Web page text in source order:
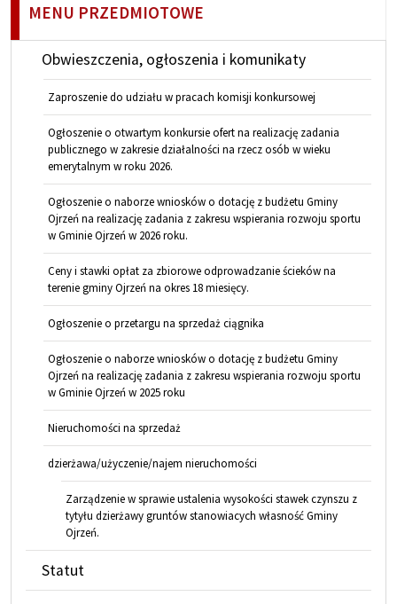
MENU PRZEDMIOTOWE
Obwieszczenia, ogłoszenia i komunikaty
Zaproszenie do udziału w pracach komisji konkursowej
Ogłoszenie o otwartym konkursie ofert na realizację zadania
publicznego w zakresie działalności na rzecz osób w wieku
emerytalnym w roku 2026.
Ogłoszenie o naborze wniosków o dotację z budżetu Gminy
Ojrzeń na realizację zadania z zakresu wspierania rozwoju sportu
w Gminie Ojrzeń w 2026 roku.
Ceny i stawki opłat za zbiorowe odprowadzanie ścieków na
terenie gminy Ojrzeń na okres 18 miesięcy.
Ogłoszenie o przetargu na sprzedaż ciągnika
Ogłoszenie o naborze wniosków o dotację z budżetu Gminy
Ojrzeń na realizację zadania z zakresu wspierania rozwoju sportu
w Gminie Ojrzeń w 2025 roku
Nieruchomości na sprzedaż
dzierżawa/użyczenie/najem nieruchomości
Zarządzenie w sprawie ustalenia wysokości stawek czynszu z
tytyłu dzierżawy gruntów stanowiacych własność Gminy
Ojrzeń.
Statut